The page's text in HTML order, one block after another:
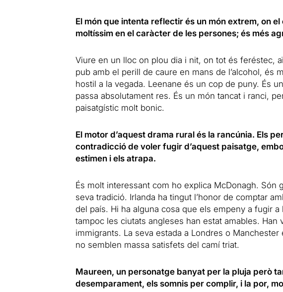
El món que intenta reflectir és un món extrem, on
moltíssim en el caràcter de les persones; és més
Viure en un lloc on plou dia i nit, on tot és feréstec,
pub amb el perill de caure en mans de l’alcohol, és
hostil a la vegada. Leenane és un cop de puny. És
passa absolutament res. És un món tancat i ranci,
paisatgístic molt bonic.
El motor d’aquest drama rural és la rancúnia. Els
contradicció de voler fugir d’aquest paisatge,
estimen i els atrapa.
És molt interessant com ho explica McDonagh. Són
seva tradició. Irlanda ha tingut l’honor de comptar
del país. Hi ha alguna cosa que els empeny a fugir a
tampoc les ciutats angleses han estat amables. Han
immigrants. La seva estada a Londres o
no semblen massa satisfets del camí triat.
Maureen, un personatge banyat per la pluja però
desemparament, els somnis per complir, i la por,